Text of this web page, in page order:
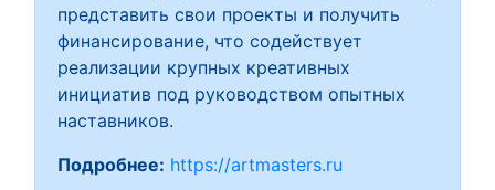
представить свои проекты и получить
финансирование, что содействует
реализации крупных креативных
инициатив под руководством опытных
наставников.
Подробнее: https://artmasters.ru